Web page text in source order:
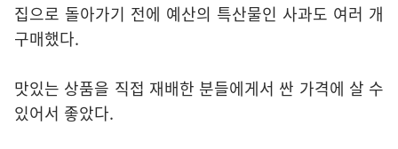
집으로 돌아가기 전에 예산의 특산물인 사과도 여러 개
구매했다.
맛있는 상품을 직접 재배한 분들에게서 싼 가격에 살 수
있어서 좋았다.